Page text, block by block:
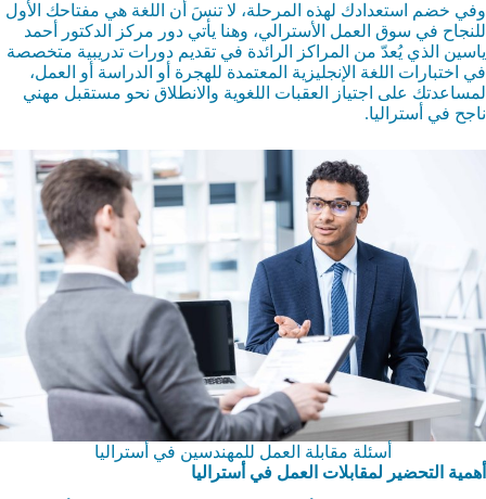
وفي خضم استعدادك لهذه المرحلة، لا تنسَ أن اللغة هي مفتاحك الأول
للنجاح في سوق العمل الأسترالي، وهنا يأتي دور مركز الدكتور أحمد
ياسين الذي يُعدّ من المراكز الرائدة في تقديم دورات تدريبية متخصصة
في اختبارات اللغة الإنجليزية المعتمدة للهجرة أو الدراسة أو العمل،
لمساعدتك على اجتياز العقبات اللغوية والانطلاق نحو مستقبل مهني
ناجح في أستراليا.
أسئلة مقابلة العمل للمهندسين في أستراليا
أهمية التحضير لمقابلات العمل في أستراليا